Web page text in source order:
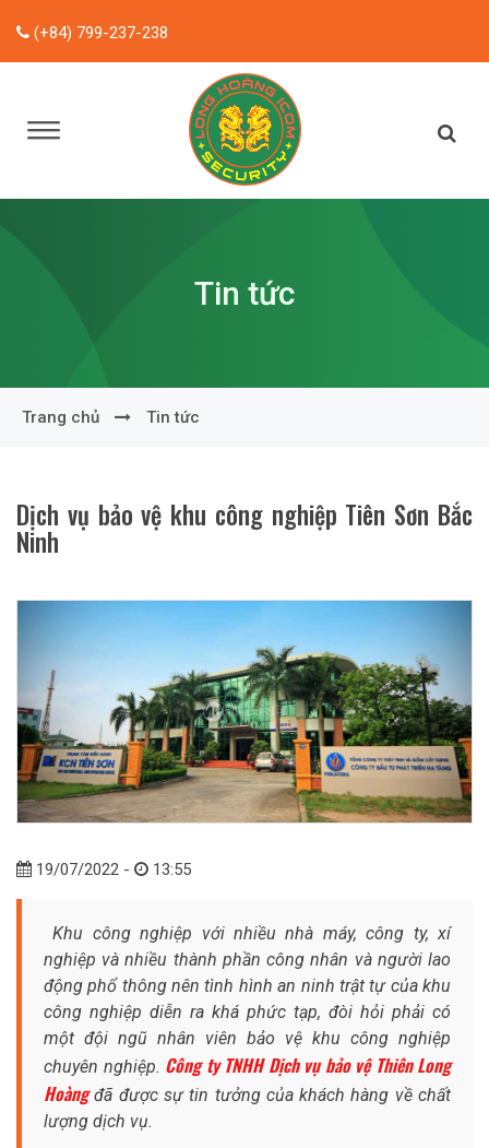
(+84) 799-237-238
Tin tức
Trang chủ Tin tức
Dịch vụ bảo vệ khu công nghiệp Tiên Sơn Bắc
Ninh
19/07/2022 - 13:55
Khu công nghiệp với nhiều nhà máy, công ty, xí
nghiệp và nhiều thành phần công nhân và người lao
động phổ thông nên tình hình an ninh trật tự của khu
công nghiệp diễn ra khá phức tạp, đòi hỏi phải có
một đội ngũ nhân viên bảo vệ khu công nghiệp
chuyên nghiệp. Công ty TNHH Dịch vụ bảo vệ Thiên Long
Hoàngđã được sự tin tưởng của khách hàng về chất
lượng dịch vụ.